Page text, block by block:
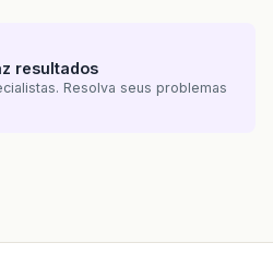
resultados
Resolva seus problemas